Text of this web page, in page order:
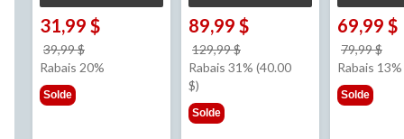
31,99 $
39,99 $
était
Rabais 20%
Solde
89,99 $
129,99 $
était
Rabais 31% (40.00
$)
Solde
69,99 $
79,99 $
Rabais 13%
Solde